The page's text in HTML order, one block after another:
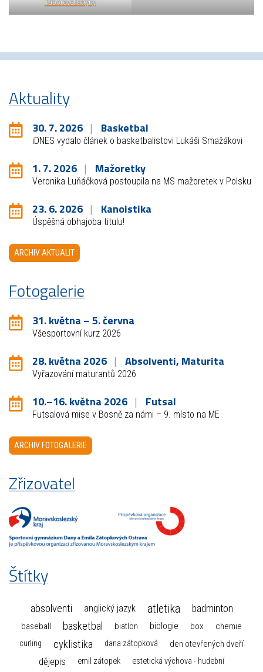
Táborové latrýny
Aktuality
30. 7. 2026 Basketbal
iDNES vydalo článek o basketbalistovi Lukáši Smažákovi
1. 7. 2026 Mažoretky
Veronika Luňáčková postoupila na MS mažoretek v Polsku
23. 6. 2026 Kanoistika
Úspěšná obhajoba titulu!
ARCHIV AKTUALIT
Fotogalerie
31. května – 5. června
Všesportovní kurz 2026
28. května 2026 Absolventi, Maturita
Vyřazování maturantů 2026
10.–16. května 2026 Futsal
Futsalová mise v Bosně za námi – 9. místo na ME
ARCHIV FOTOGALERIE
Zřizovatel
Štítky
absolventi anglický jazyk atletika badminton
baseball basketbal biatlon biologie box chemie
curling cyklistika dana zátopková den otevřených dveří
dějepis emil zátopek estetická výchova - hudební